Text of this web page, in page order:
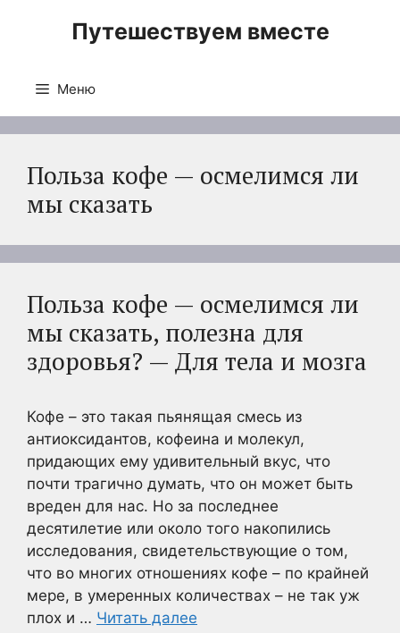
Путешествуем вместе
Меню
Польза кофе — осмелимся ли
мы сказать
Польза кофе — осмелимся ли
мы сказать, полезна для
здоровья? — Для тела и мозга
Кофе – это такая пьянящая смесь из
антиоксидантов, кофеина и молекул,
придающих ему удивительный вкус, что
почти трагично думать, что он может быть
вреден для нас. Но за последнее
десятилетие или около того накопились
исследования, свидетельствующие о том,
что во многих отношениях кофе – по крайней
мере, в умеренных количествах – не так уж
плох и … Читать далее